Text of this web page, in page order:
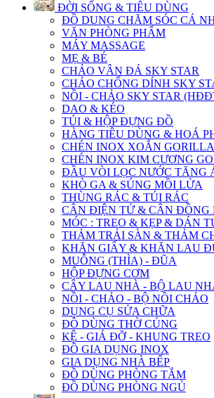
ĐỜI SỐNG & TIÊU DÙNG
ĐỒ DUNG CHĂM SÓC CÁ
VĂN PHÒNG PHẨM
MÁY MASSAGE
MẸ & BÉ
CHẢO VÂN ĐÁ SKY STAR
CHẢO CHỐNG DÍNH SKY
NỒI - CHẢO SKY STAR
DAO & KÉO
TÚI & HỘP ĐỰNG ĐỒ
HÀNG TIÊU DÙNG & HOÁ
CHÉN INOX XOẮN
CHÉN INOX KIM CƯƠNG
ĐẦU VÒI LỌC NƯỚC TĂNG
KHÒ GA & SÚNG MỒI LỬA
THÙNG RÁC & TÚI RÁC
CÂN ĐIỆN TỬ & CÂN ĐỒNG
MÓC : TREO & KẸP & DÁN
THẢM TRẢI SÀN & THẢM
KHĂN GIẤY & KHĂN LAU
MUỖNG (THÌA) - ĐŨA
HỘP ĐỰNG CƠM
CÂY LAU NHÀ - BỘ LAU
NỒI - CHẢO - BỘ NỒI CHẢO
DỤNG CỤ SỬA CHỮA
ĐỒ DÙNG THỜ CÚNG
KỆ - GIÁ ĐỠ - KHUNG TREO
ĐỒ GIA DỤNG INOX
GIA DỤNG NHÀ BẾP
ĐỒ DÙNG PHÒNG TẮM
ĐỒ DÙNG PHÒNG NGỦ